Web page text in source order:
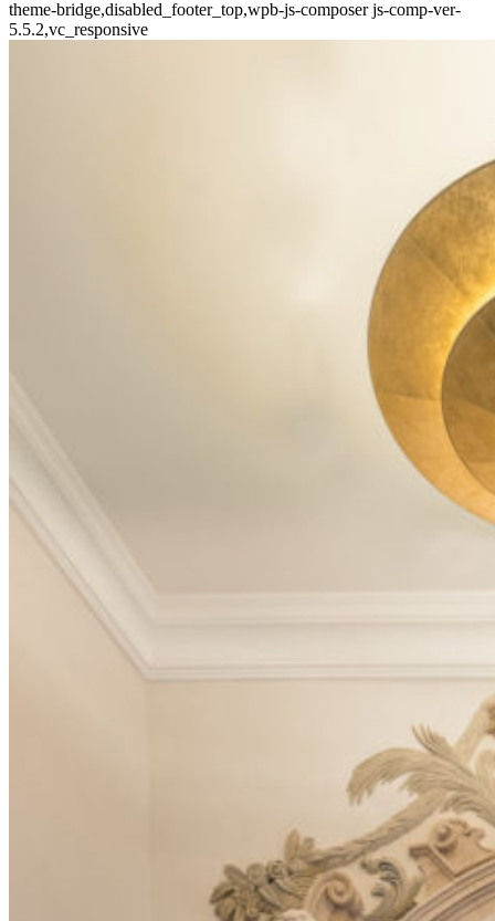
theme-bridge,disabled_footer_top,wpb-js-composer js-comp-ver-
5.5.2,vc_responsive